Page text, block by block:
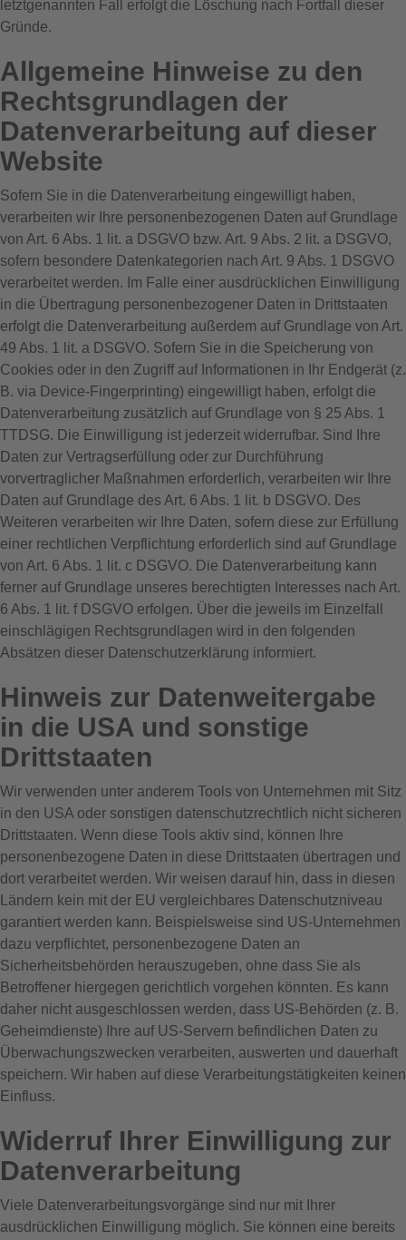
letztgenannten Fall erfolgt die Löschung nach Fortfall dieser
Gründe.
Allgemeine Hinweise zu den
Rechtsgrundlagen der
Datenverarbeitung auf dieser
Website
Sofern Sie in die Datenverarbeitung eingewilligt haben,
verarbeiten wir Ihre personenbezogenen Daten auf Grundlage
von Art. 6 Abs. 1 lit. a DSGVO bzw. Art. 9 Abs. 2 lit. a DSGVO,
sofern besondere Datenkategorien nach Art. 9 Abs. 1 DSGVO
verarbeitet werden. Im Falle einer ausdrücklichen Einwilligung
in die Übertragung personenbezogener Daten in Drittstaaten
erfolgt die Datenverarbeitung außerdem auf Grundlage von Art.
49 Abs. 1 lit. a DSGVO. Sofern Sie in die Speicherung von
Cookies oder in den Zugriff auf Informationen in Ihr Endgerät (z.
B. via Device-Fingerprinting) eingewilligt haben, erfolgt die
Datenverarbeitung zusätzlich auf Grundlage von § 25 Abs. 1
TTDSG. Die Einwilligung ist jederzeit widerrufbar. Sind Ihre
Daten zur Vertragserfüllung oder zur Durchführung
vorvertraglicher Maßnahmen erforderlich, verarbeiten wir Ihre
Daten auf Grundlage des Art. 6 Abs. 1 lit. b DSGVO. Des
Weiteren verarbeiten wir Ihre Daten, sofern diese zur Erfüllung
einer rechtlichen Verpflichtung erforderlich sind auf Grundlage
von Art. 6 Abs. 1 lit. c DSGVO. Die Datenverarbeitung kann
ferner auf Grundlage unseres berechtigten Interesses nach Art.
6 Abs. 1 lit. f DSGVO erfolgen. Über die jeweils im Einzelfall
einschlägigen Rechtsgrundlagen wird in den folgenden
Absätzen dieser Datenschutzerklärung informiert.
Hinweis zur Datenweitergabe
in die USA und sonstige
Drittstaaten
Wir verwenden unter anderem Tools von Unternehmen mit Sitz
in den USA oder sonstigen datenschutzrechtlich nicht sicheren
Drittstaaten. Wenn diese Tools aktiv sind, können Ihre
personenbezogene Daten in diese Drittstaaten übertragen und
dort verarbeitet werden. Wir weisen darauf hin, dass in diesen
Ländern kein mit der EU vergleichbares Datenschutzniveau
garantiert werden kann. Beispielsweise sind US-Unternehmen
dazu verpflichtet, personenbezogene Daten an
Sicherheitsbehörden herauszugeben, ohne dass Sie als
Betroffener hiergegen gerichtlich vorgehen könnten. Es kann
daher nicht ausgeschlossen werden, dass US-Behörden (z. B.
Geheimdienste) Ihre auf US-Servern befindlichen Daten zu
Überwachungszwecken verarbeiten, auswerten und dauerhaft
speichern. Wir haben auf diese Verarbeitungstätigkeiten keinen
Einfluss.
Widerruf Ihrer Einwilligung zur
Datenverarbeitung
Viele Datenverarbeitungsvorgänge sind nur mit Ihrer
ausdrücklichen Einwilligung möglich. Sie können eine bereits